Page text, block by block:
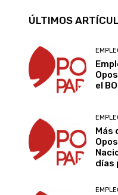
ÚLTIMOS
el
Más
días